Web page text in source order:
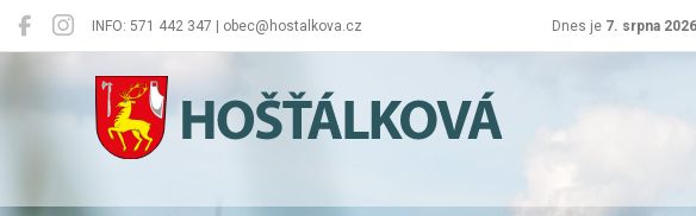
INFO: 571 442 347 | obec@hostalkova.cz Dnes je 7. srpna 2026
Hošťálková